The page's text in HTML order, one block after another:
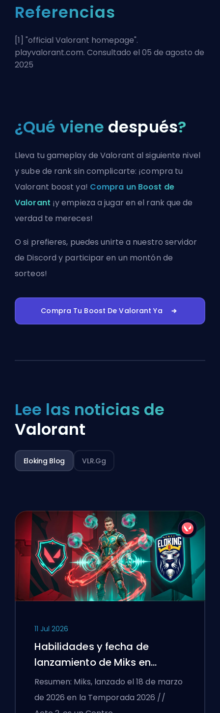
Referencias
[1] "official Valorant homepage".
playvalorant.com. Consultado el 05 de agosto de
2025
¿Qué viene después?
Lleva tu gameplay de Valorant al siguiente nivel
y sube de rank sin complicarte: ¡compra tu
Valorant boost ya! Compra un Boost de
Valorant ¡y empieza a jugar en el rank que de
verdad te mereces!
O si prefieres, puedesunirte a nuestro servidor
de Discord y participar en un montón de
sorteos!
Compra Tu Boost De Valorant Ya
Lee las noticias de
Valorant
Eloking Blog VLR.gg
11 Jul 2026
Habilidades y fecha de
lanzamiento de Miks en
VALORANT explicadas
Resumen: Miks, lanzado el 18 de marzo
de 2026 en la Temporada 2026 //